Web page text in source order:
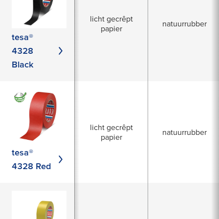
tesa®
4328
Black
licht gecrêpt
papier
natuurrubber
tesa®
4328 Red
licht gecrêpt
papier
natuurrubber